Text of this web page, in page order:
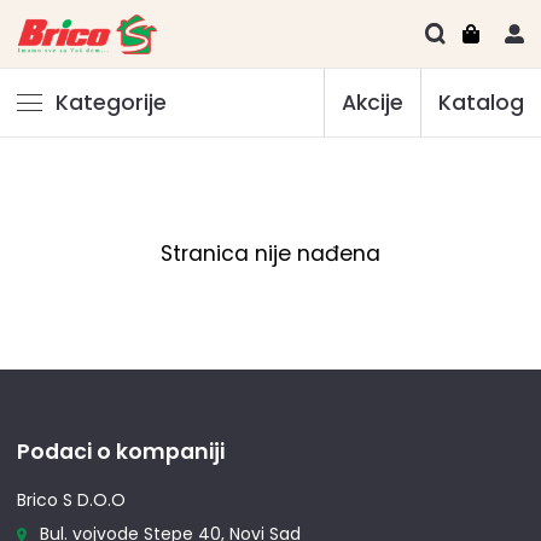
Kategorije Akcije Katalog
Stranica nije nađena
Podaci o kompaniji
Brico S D.O.O
Bul. vojvode Stepe 40, Novi Sad